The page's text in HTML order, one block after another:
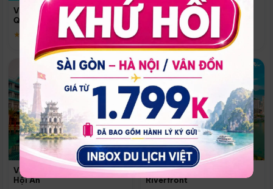
Vinpearl Resort & Spa Phu
Quoc
★ 5.0
Quoc
Phú Quốc
★ 5.0
Vinpearl Resort & Golf Nam
Hội An
Melia Vinpearl Danang
Riverfront